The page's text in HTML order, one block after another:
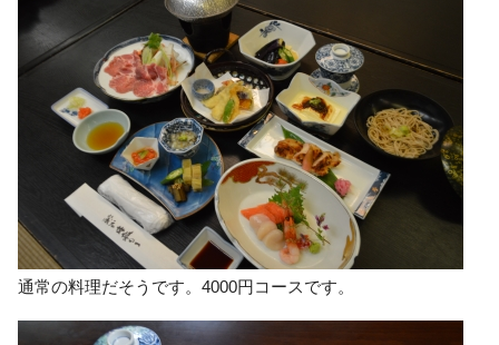
通常の料理だそうです。4000円コースです。